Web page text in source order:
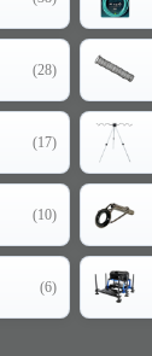
(28)
(17)
(10)
(6)